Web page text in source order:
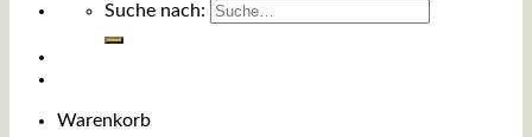
Suche nach:
Warenkorb